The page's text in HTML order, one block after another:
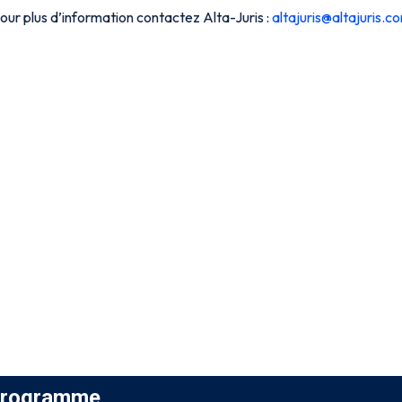
plus d’information contactez Alta-Juris :